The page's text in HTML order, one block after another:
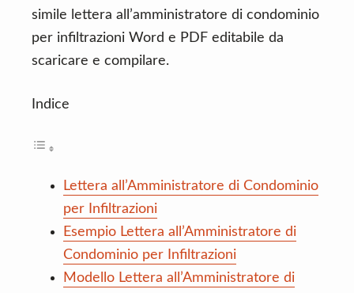
simile lettera all’amministratore di condominio
per infiltrazioni Word e PDF editabile da
scaricare e compilare.
Indice
Lettera all’Amministratore di Condominio
per Infiltrazioni
Esempio Lettera all’Amministratore di
Condominio per Infiltrazioni
Modello Lettera all’Amministratore di